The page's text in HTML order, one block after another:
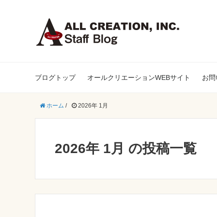
ブログトップ オールクリエーションWEBサイト お
ホーム / 2026年 1月
2026年 1月 の投稿一覧